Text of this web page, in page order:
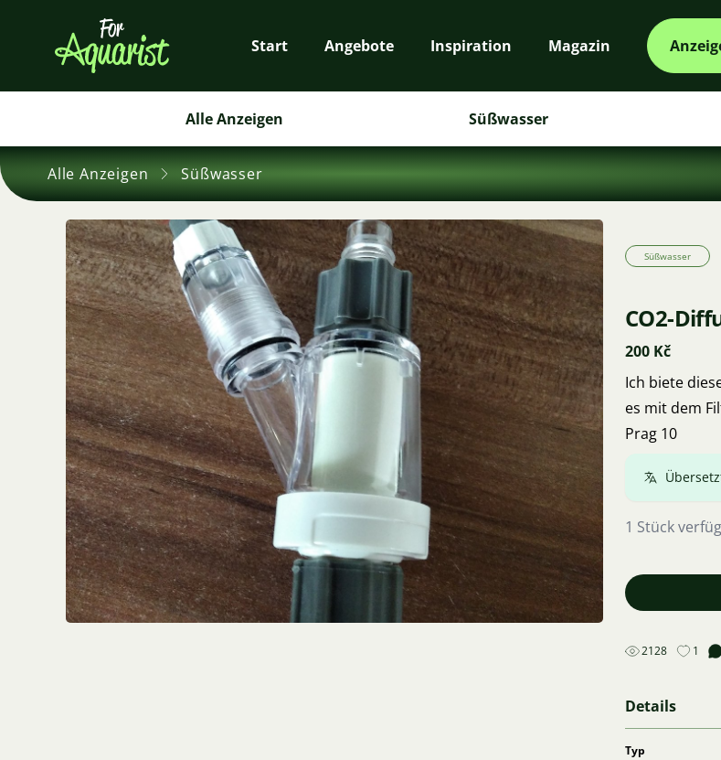
Start Angebote Inspiration Magazin
Alle Anzeigen Süßwasser
Alle Anzeigen Süßwasser
Süßwasser
CO2-
200 Kč
Ich biete
es mit dem
Prag 10
1 Stück
2128 1
Details
Typ